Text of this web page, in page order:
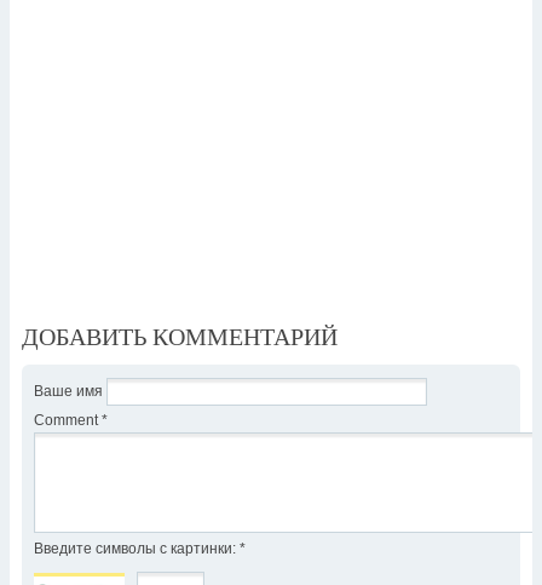
ДОБАВИТЬ КОММЕНТАРИЙ
Ваше имя
Comment *
Введите символы с картинки: *